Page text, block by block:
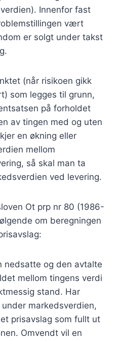
Innenfor fast
vært
er solgt under takst
(når risikoen gikk
som legges til grunn,
på forholdet
av tingen med og uten
en økning eller
mellom
så skal man ta
ved levering.
Ot prp nr 80 (1986-
om beregningen
nedsatte og den avtalte
mellom tingens verdi
stand. Har
markedsverdien,
prisavslag som fullt ut
Omvendt vil en